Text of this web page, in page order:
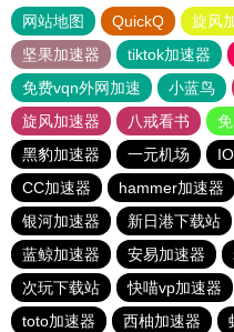
网站地图 QuickQ 旋风
坚果加速器
tiktok加速器
免费vqn外网加速
小蓝鸟
旋风加速器
八戒看书
黑豹加速器
一元机场
CC加速器
hammer加速器
银河加速器
新日港下载站
蓝鲸加速器
安易加速器
次玩下载站
快喵vp加速器
toto加速器
西柚加速器